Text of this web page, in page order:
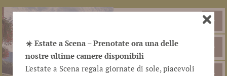
☀️ Estate a Scena – Prenotate ora una delle
nostre ultime camere disponibili
L'estate a Scena regala giornate di sole, piacevoli
IMMAGINI
WEBCAM